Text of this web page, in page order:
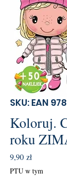
SKU: EAN
Koloruj.
roku
9,90 złCena
PTU w tym